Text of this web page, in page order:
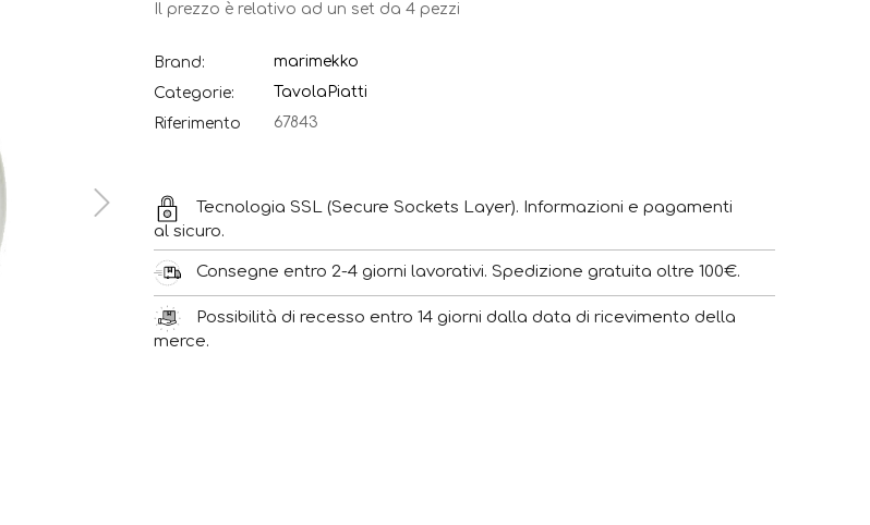
Il prezzo è relativo ad un set da 4 pezzi
Brand:
marimekko
Categorie:
Tavola Piatti
Riferimento
67843
Tecnologia SSL (Secure Sockets Layer). Informazioni e pagamenti
al sicuro.
Consegne entro 2-4 giorni lavorativi. Spedizione gratuita oltre 100€.
Possibilità di recesso entro 14 giorni dalla data di ricevimento della
merce.